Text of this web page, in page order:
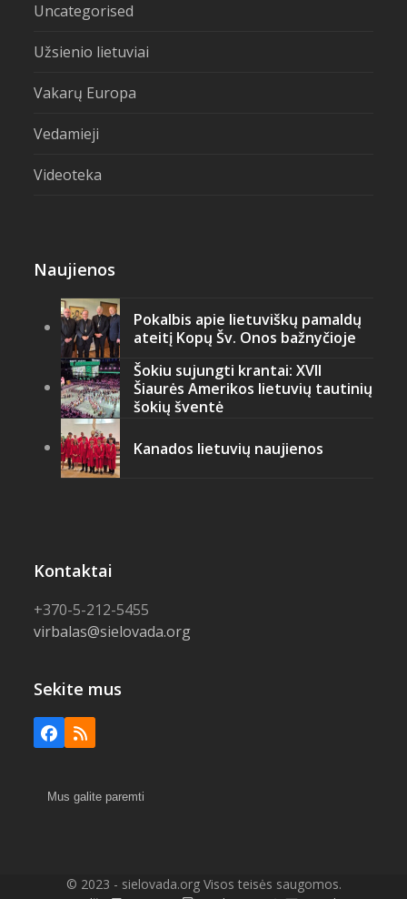
Uncategorised
Užsienio lietuviai
Vakarų Europa
Vedamieji
Videoteka
Naujienos
Pokalbis apie lietuviškų pamaldų
ateitį Kopų Šv. Onos bažnyčioje
Šokiu sujungti krantai: XVII
Šiaurės Amerikos lietuvių tautinių
šokių šventė
Kanados lietuvių naujienos
Kontaktai
+370-5-212-5455
virbalas@sielovada.org
Sekite mus
Facebook
RSS
Mus galite paremti
© 2023 - sielovada.org Visos teisės saugomos.